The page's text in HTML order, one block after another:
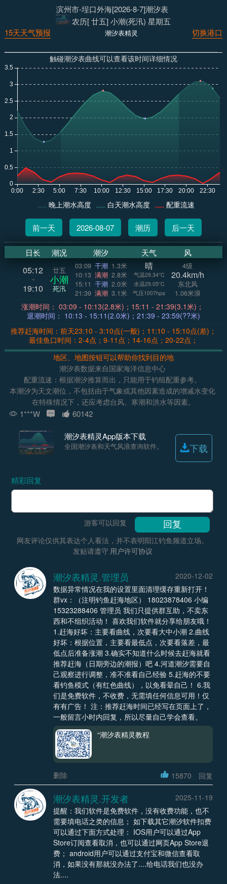
滨州市-埕口外海[2026-8-7]潮汐表
农历[ 廿五] 小潮(死汛) 星期五
切换港口
潮汐表精灵
15天天气预报
触碰潮汐表曲线可以查看该时间详细情况
晚上潮水高度 白天潮水高度 配重流速
前一天 2026-08-07 潮历 后一天
日长 潮况 潮汐 天气 风
05:12
~
19:10
廿五
小潮
死汛
03:09 干潮 1.3米
10:13 满潮 2.8米
15:11 干潮 2.0米
21:39 满潮 3.1米
晴
气温29.34°C
水温29.05°C
气压1007hpa
4级
20.4km/h
东北风
1.06米浪
涨潮时间： 03:09 - 10:13(2.8米)；15:11 - 21:39(3.1米)；
退潮时间： 10:13 - 15:11(2.0米)；21:39 - 23:59(??米)
推荐赶海时间：前天23:10 - 3:10点(一般)；11:10 - 15:10点(差)；
最佳鱼口时间：2-4点；9-11点；14-16点；20-22点；
地区、地图按钮可以帮助你找到目的地
潮汐表数据来自国家海洋信息中心
配重流速：根据潮汐推算而出，只能用于钓组配重参考。
本潮汐为天文潮位，不包括由于气象或其他因素造成的增减水变化
在特殊情况下，还应考虑台风、寒潮和洪水等因素。
1***W 60142
潮汐表精灵App版本下载
全国潮汐表和天气风浪查询软件。 下载
精彩回复
游客可以回复
网友评论仅供其表达个人看法，并不表明阳江钓鱼频道立场。
发贴请遵守 用户许可协议
潮汐表精灵.管理员
2020-12-02
数据异常情况在我的设置里面清理缓存重新打开！
群vx：（注明钓鱼赶海地区） 18023878406 小编
15323288406 管理员 我们只提供群互助，不卖东
西和不组织活动！ 喜欢我们软件就分享给朋友哦！
1.赶海好坏：主要看曲线，次要看大中小潮 2.曲线
好坏：根据位置，主要看最低点，次要看落差，最
低点后准备涨潮 3.确实不知道什么时候去赶海就看
推荐赶海（日期旁边的潮报）吧 4.河道潮汐需要自
己观察进行调整，准不准看自己经验 5.赶海的不要
看钓鱼模式（有红色曲线），以免看晕自己！ 6.我
们是免费软件，不收费，无需填任何信息可用！仅
有有广告！ 注：推荐赶海时间已经写在页面上了，
一般留言小时内回复，所以尽量自己学会查看。
“潮汐表精灵教程
删除 15870 回复
潮汐表精灵.开发者
2025-11-19
提醒：我们软件是免费软件，没有收费功能，也不
需要填电话之类的信息； 如下载其它潮汐软件扣费
可以通过下面方式处理： IOS用户可以通过App
Store订阅查看取消，也可以通过网页App Store退
费； android用户可以通过支付宝和微信查看取
消，如果没有那就没办法了....给电话我们也没办
法....